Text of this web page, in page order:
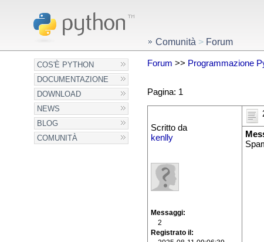
COS'È PYTHON
DOCUMENTAZIONE
DOWNLOAD
NEWS
BLOG
COMUNITÀ
Comunità > Forum
Forum >> Programmazione
Pagina: 1
Scritto da
kenlly
Messaggi
2
Registrato il